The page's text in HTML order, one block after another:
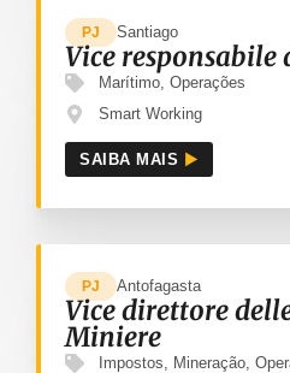
Santiago
PJ
Vice
Marítimo Operações
Smart Working
SAIBA MAIS
Antofagasta
PJ
Vice direttore
Miniere
Impostos Mineração